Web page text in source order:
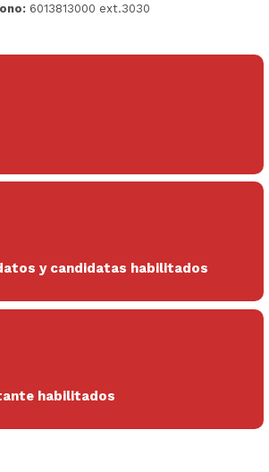
6013813000 ext.3030
y candidatas habilitados
habilitados